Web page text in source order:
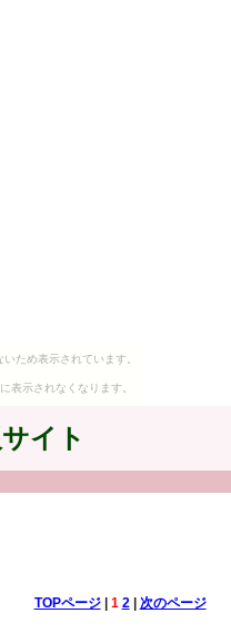
ため表示されています。
表示されなくなります。
イト
TOPページ| 1 2| 次のページ